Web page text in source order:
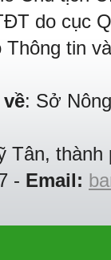
do cục
tin
: Sở
Tân,
- Email: